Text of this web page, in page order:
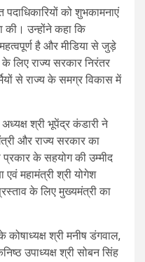
को शुभकामनाएं
की। उन्होंने कहा कि
है और मीडिया से जुड़े
लिए राज्य सरकार निरंतर
से राज्य के समग्र विकास में
श्री भूपेंद्र कंडारी ने
और राज्य सरकार का
के सहयोग की उम्मीद
एवं महामंत्री श्री योगेश
के लिए मुख्यमंत्री का
श्री मनीष डंगवाल,
उपाध्यक्ष श्री सोबन सिंह